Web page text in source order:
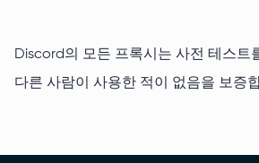
Discord의 모든 프록시는 사전 테스트
다른 사람이 사용한 적이 없음을 보증